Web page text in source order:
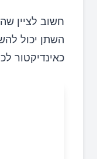
השתן יכול
כאינדיקטור